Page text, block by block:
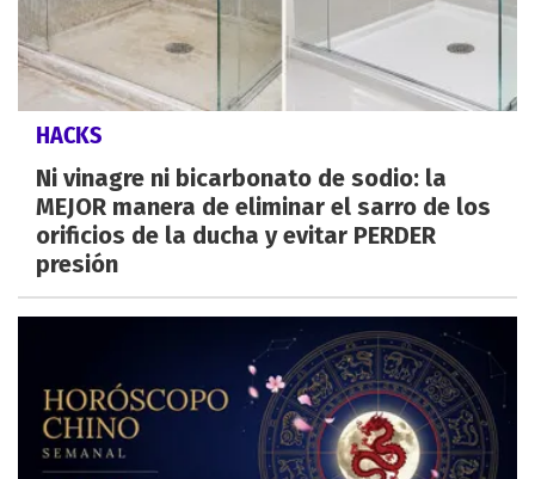
HACKS
Ni vinagre ni bicarbonato de sodio: la
MEJOR manera de eliminar el sarro de los
orificios de la ducha y evitar PERDER
presión